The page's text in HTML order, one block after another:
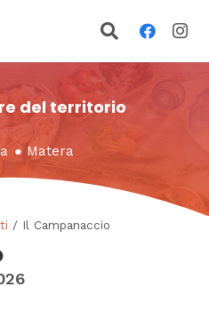
del territorio
● Matera
/ Il Campanaccio